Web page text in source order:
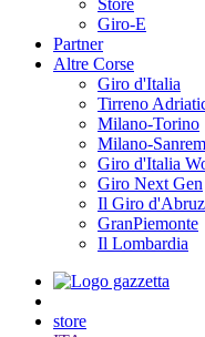
Store
Giro-E
Partner
Altre Corse
Giro d'Italia
Tirreno
Milano-Torino
Milano-
Giro d'Italia
Giro Next Gen
Il Giro
GranPiemonte
Il Lombardia
store